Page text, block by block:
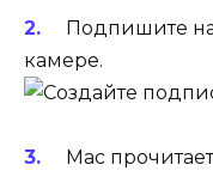
Подпишите
камере.
Mac